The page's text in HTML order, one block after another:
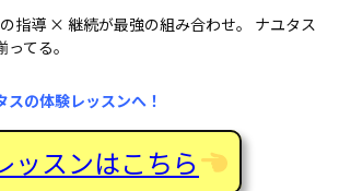
指導 × 継続が最強の組み合わせ。 ナユタス
てる。
の体験レッスンへ！
ッスンはこちら